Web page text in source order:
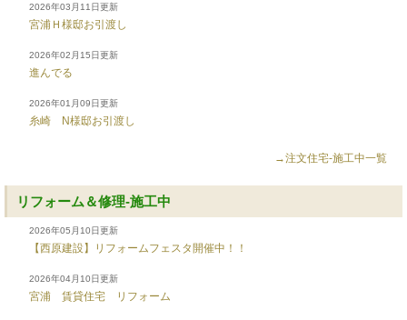
2026年03月11日更新
宮浦Ｈ様邸お引渡し
2026年02月15日更新
進んでる
2026年01月09日更新
糸崎 N様邸お引渡し
→注文住宅-施工中一覧
リフォーム＆修理-施工中
2026年05月10日更新
【西原建設】リフォームフェスタ開催中！！
2026年04月10日更新
宮浦 賃貸住宅 リフォーム